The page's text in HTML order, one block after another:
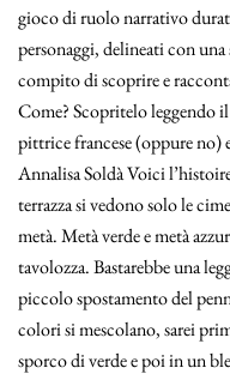
gioco di ruolo narrativo
personaggi, delineati con
compito di scoprire e
Come? Scopritelo leggendo
pittrice francese (oppure no)
Annalisa Soldà Voici
terrazza si vedono solo le
metà. Metà verde e metà
tavolozza. Bastarebbe una
piccolo spostamento del
colori si mescolano, sarei
sporco di verde e poi in un